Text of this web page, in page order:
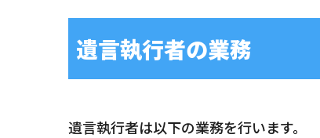
遺言執行者の業務
遺言執行者は以下の業務を行います。